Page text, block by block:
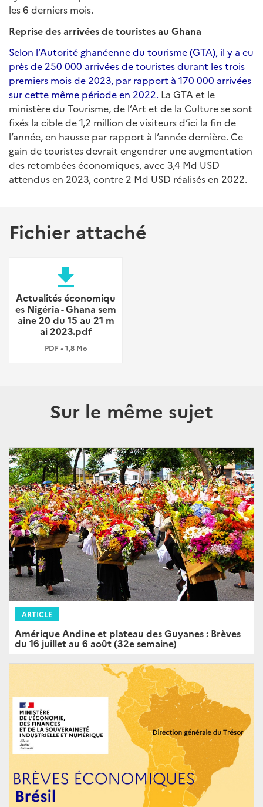
les 6 derniers mois.
Reprise des arrivées de touristes au Ghana
Selon l’Autorité ghanéenne du tourisme (GTA), il y a eu
près de 250 000 arrivées de touristes durant les trois
premiers mois de 2023, par rapport à 170 000 arrivées
sur cette même période en 2022. La GTA et le
ministère du Tourisme, de l’Art et de la Culture se sont
fixés la cible de 1,2 million de visiteurs d’ici la fin de
l’année, en hausse par rapport à l’année dernière. Ce
gain de touristes devrait engendrer une augmentation
des retombées économiques, avec 3,4 Md USD
attendus en 2023, contre 2 Md USD réalisés en 2022.
Fichier attaché
file_download
Actualités économiqu
es Nigéria - Ghana sem
aine 20 du 15 au 21 m
ai 2023.pdf
PDF • 1,8 Mo
Sur le même sujet
ARTICLE
Amérique Andine et plateau des Guyanes : Brèves
du 16 juillet au 6 août (32e semaine)